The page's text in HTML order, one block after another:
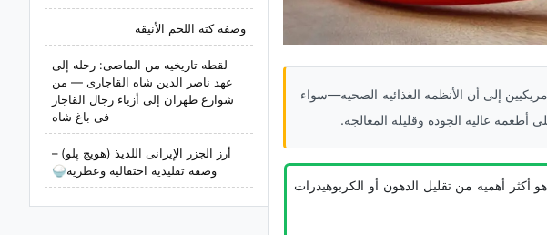
لنحو 30 عامًا تخص رجالًا ونساءً أمریکیین إلى أن الأنظمه الغذائیه الصحیه—سواء
عالیه الجوده وقلیله المعالجه.
نحو 200 ألف شخص أن ما هو أکثر أهمیه من تقلیل الدهون أو الکربوهیدرات
وصفه کته اللحم الأنیقه
لقطه تاریخیه من الماضی: رحله إلى
عهد ناصر الدین شاه القاجاری — من
شوارع طهران إلى أزیاء رجال القاجار
فی باغ شاه
أرز الجزر الإیرانی اللذیذ (هویج پلو) –
وصفه تقلیدیه احتفالیه وعطریه🍚